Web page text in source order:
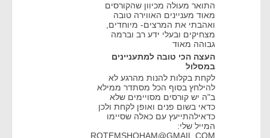
התואר מעולה מכיוון שהקורסים
מאוד מעניינים האווירה טובה
ואהבתי את המרצים- מיוחדים,
מצחיקים ובעלי ידע רב וברמה
גבוהה מאוד
העצה הכי טובה למתעניינים
במסלול
לקחת בקלות להנות מהרגע לא
להילחץ בסוף הכל מסתדר ממילא
ב"ה יש קורסים מסויימים שלא
כדאי בשום פנים ואופן לקחת ולכן
כדאילהתייעץ עם כאלה שסיימו
המייל שלי:
ROTEMSHOHAM@GMAIL.COM